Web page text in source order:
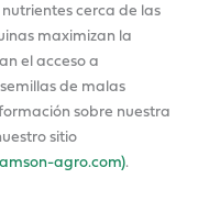
cerca de las
maximizan la
el acceso a
de malas
sobre nuestra
sitio
agro.com).